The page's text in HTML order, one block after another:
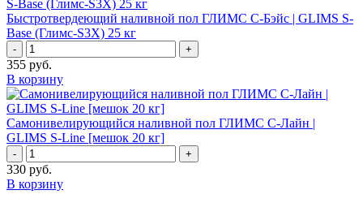
Быстротвердеющий наливной пол ГЛИМС С-Бэйс | GLIMS S-
Base (Глимс-S3X) 25 кг
- +
355 руб.
В корзину
Самонивелирующийся наливной пол ГЛИМС С-Лайн |
GLIMS S-Line [мешок 20 кг]
- +
330 руб.
В корзину